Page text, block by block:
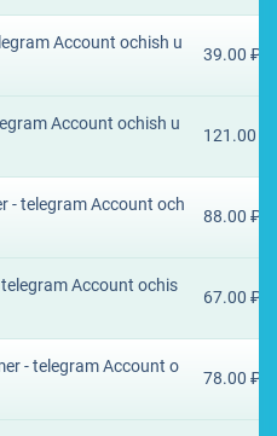
Account ochish u
39.00 ₽
Account ochish u
121.00 ₽
telegram Account och
88.00 ₽
Account ochis
67.00 ₽
- telegram Account o
78.00 ₽